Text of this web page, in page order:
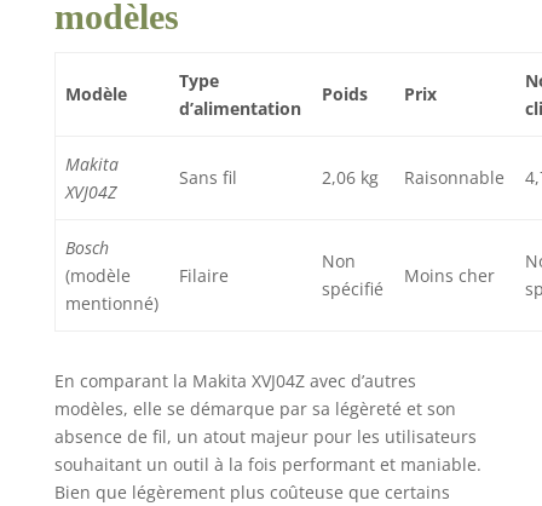
modèles
Modèle
Type
d’alimentation
Poids Prix
Makita
XVJ04Z
Sans fil 2,06 kg Raisonnable
Bosch
(modèle
mentionné)
Filaire
Non
spécifié
Moins cher
En comparant la Makita XVJ04Z avec d’autres
modèles, elle se démarque par sa légèreté et son
absence de fil, un atout majeur pour les utilisateurs
souhaitant un outil à la fois performant et maniable.
Bien que légèrement plus coûteuse que certains